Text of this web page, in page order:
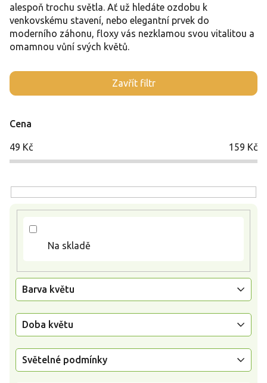
alespoň trochu světla. Ať už hledáte ozdobu k
venkovskému stavení, nebo elegantní prvek do
moderního záhonu, floxy vás nezklamou svou vitalitou a
omamnou vůní svých květů.
Zavřít filtr
Cena
49 Kč 159 Kč
Na skladě
Barva květu
Doba květu
Světelné podmínky
V
ý
s
p
u